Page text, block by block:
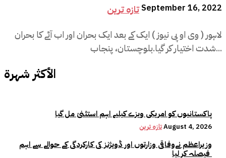
تازہ ترینSeptember 16, 2022
لاہور ( وی او پی نیوز ) ایک کے بعد ایک بحران اور اب آٹے کا بحران
شدت اختیار کر گیا.بلوچستان، پنجاب...
الأكثر شهرة
پاکستانیوں کو امریکی ویزے کیلیے اہم استثنیٰ مل گیا
تازہ ترینAugust 4, 2026
وزیراعظم نےوفاقی وزارتوں اور ڈویژنز کی کارکردگی کے حوالے سے اہم